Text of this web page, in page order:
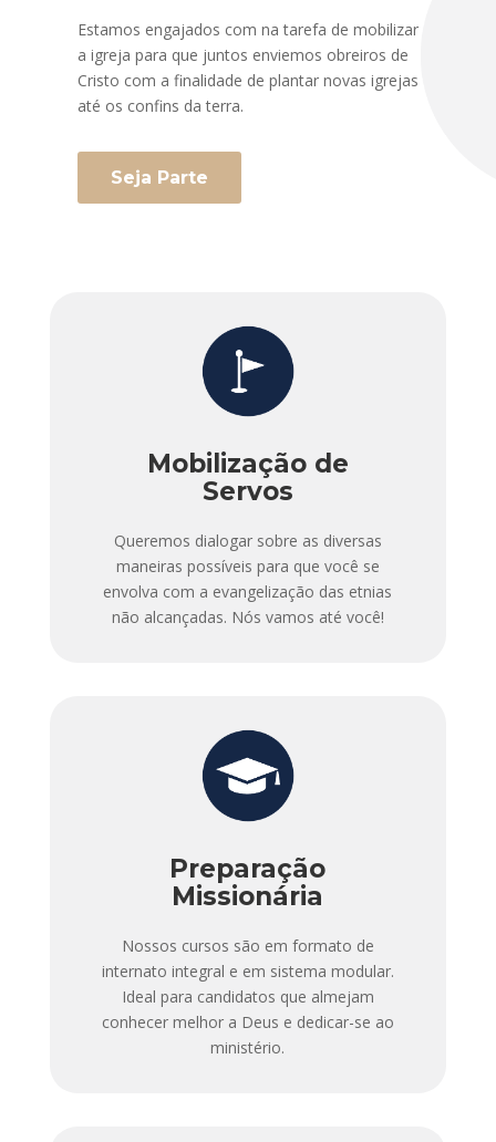
Estamos engajados com na tarefa de mobilizar
a igreja para que juntos enviemos obreiros de
Cristo com a finalidade de plantar novas igrejas
até os confins da terra.
Seja Parte
Mobilização de
Servos
Queremos dialogar sobre as diversas
maneiras possíveis para que você se
envolva com a evangelização das etnias
não alcançadas. Nós vamos até você!
Preparação
Missionária
Nossos cursos são em formato de
internato integral e em sistema modular.
Ideal para candidatos que almejam
conhecer melhor a Deus e dedicar-se ao
ministério.